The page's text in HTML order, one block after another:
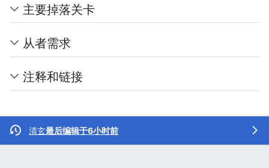
主要掉落关卡
从者需求
注释和链接
清玄最后编辑于6小时前